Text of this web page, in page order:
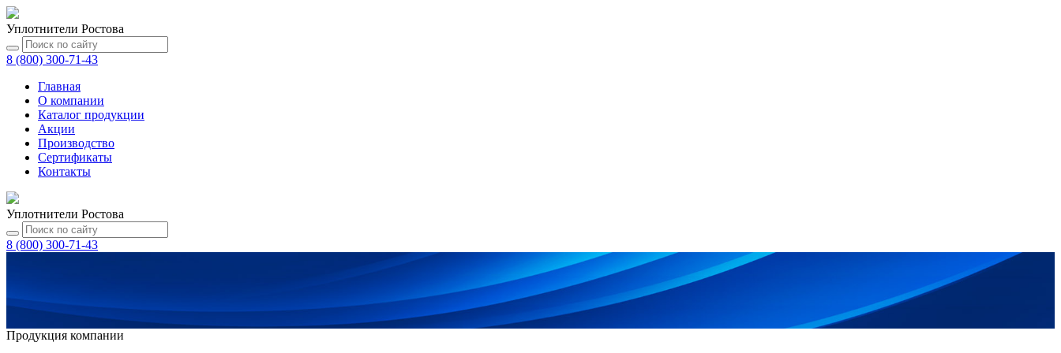
Уплотнители Ростова
8 (800) 300-71-43
Главная
О компании
Каталог продукции
Акции
Производство
Сертификаты
Контакты
Уплотнители Ростова
8 (800) 300-71-43
Продукция компании